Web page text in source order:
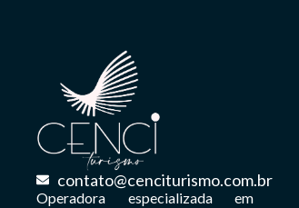
contato@cenciturismo.com.br
Operadora especializada em